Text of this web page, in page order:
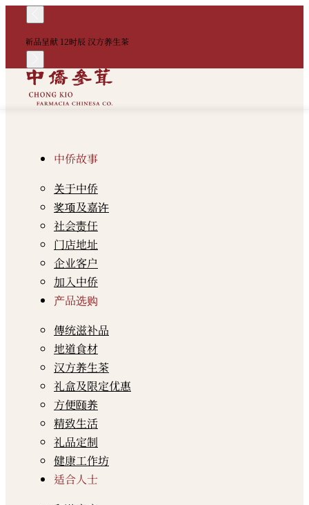
新品呈献 12时辰 汉方养生茶
中侨故事
关于中侨
奖项及嘉许
社会责任
门店地址
企业客户
加入中侨
产品选购
傳统滋补品
地道食材
汉方养生茶
礼盒及限定优惠
方便颐养
精致生活
礼品定制
健康工作坊
适合人士